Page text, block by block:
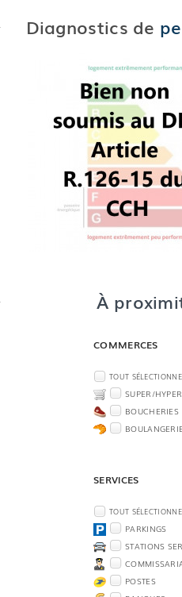
Diagnostics de
À
COMMERCES
TOUT
SUPER/
BOUCHERIES
SERVICES
TOUT
PARKINGS
STATIONS
POSTES